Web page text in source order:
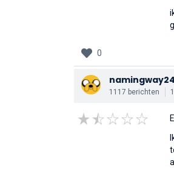
0
namingway24
1117 berichten